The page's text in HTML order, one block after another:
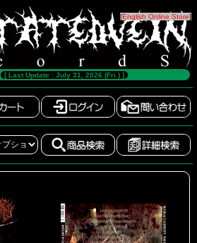
[English Online Store]
[ Last Update : July 31, 2026 (Fri.) ]